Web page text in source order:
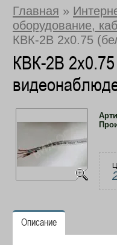
Главная »
оборудование,
КВК-2В 2х0.75
КВК-2В
Описание